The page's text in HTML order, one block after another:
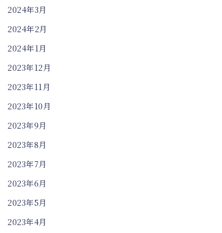
2024年3月
2024年2月
2024年1月
2023年12月
2023年11月
2023年10月
2023年9月
2023年8月
2023年7月
2023年6月
2023年5月
2023年4月